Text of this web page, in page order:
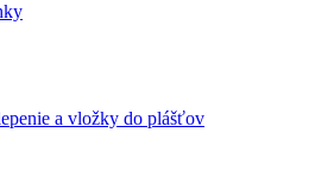
a vložky do plášťov